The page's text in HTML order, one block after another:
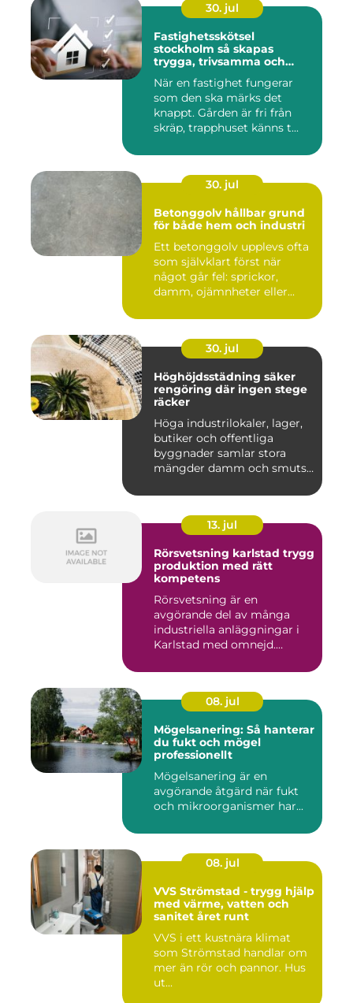
30. jul
Fastighetsskötsel
stockholm så skapas
trygga, trivsamma och
När en fastighet fungerar
som den ska märks det
knappt. Gården är fri från
skräp, trapphuset känns t...
30. jul
Betonggolv hållbar grund
för både hem och industri
Ett betonggolv upplevs ofta
som självklart först när
något går fel: sprickor,
damm, ojämnheter eller...
30. jul
Höghöjdsstädning säker
rengöring där ingen stege
räcker
Höga industrilokaler, lager,
butiker och offentliga
byggnader samlar stora
mängder damm och smuts
13. jul
Rörsvetsning karlstad trygg
produktion med rätt
kompetens
Rörsvetsning är en
avgörande del av många
industriella anläggningar i
Karlstad med omnejd.
08. jul
Mögelsanering: Så hanterar
du fukt och mögel
professionellt
Mögelsanering är en
avgörande åtgärd när fukt
och mikroorganismer har...
08. jul
VVS Strömstad - trygg hjälp
med värme, vatten och
sanitet året runt
VVS i ett kustnära klimat
som Strömstad handlar om
mer än rör och pannor. Hus
ut...